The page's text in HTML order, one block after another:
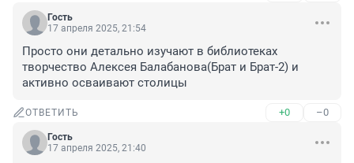
Гость
17 апреля 2025, 21:54
Просто они детально изучают в библиотеках
творчество Алексея Балабанова(Брат и Брат-2) и
активно осваивают столицы
ОТВЕТИТЬ +0 –0
Гость
17 апреля 2025, 21:40